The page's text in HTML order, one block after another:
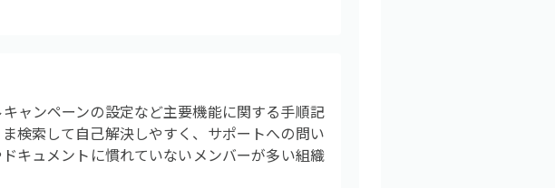
ャンペーンの設定など主要機能に関する手順記
検索して自己解決しやすく、サポートへの問い
キュメントに慣れていないメンバーが多い組織